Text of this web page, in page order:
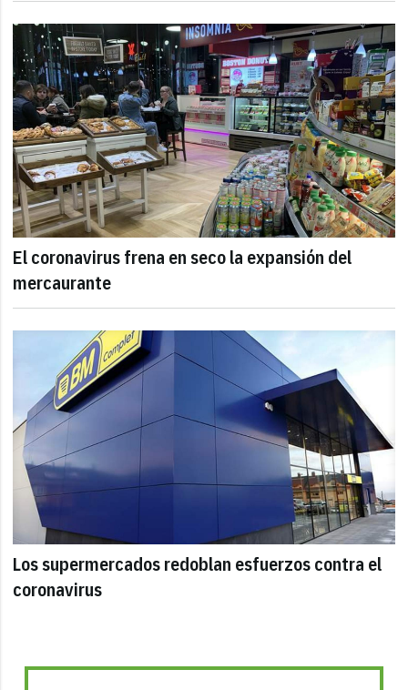
El coronavirus frena en seco la expansión del
mercaurante
Los supermercados redoblan esfuerzos contra el
coronavirus